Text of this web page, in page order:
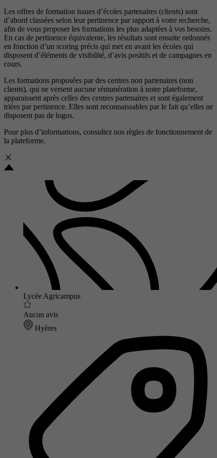
Les offres de formation issues d’écoles partenaires (clients) sont
d’abord classées selon leur pertinence par rapport à votre recherche,
afin de vous proposer les formations les plus adaptées à vos besoins.
En cas de pertinence équivalente, les résultats sont ensuite ordonnés
en fonction d’un scoring précis qui met en avant les écoles qui
disposent d’éléments de visibilité, d’avis positifs et de campagnes en
cours.
Les formations proposées par des centres non partenaires (non
clients), qui ne versent aucune rémunération à notre plateforme,
apparaissent après celles des centres partenaires et sont également
triées par pertinence. Elles sont reconnaissables par le fait qu’elles ne
disposent pas de logos.
Pour plus d’informations, consultez nos règles de fonctionnement de
la plateforme.
Lycée Agricampus
Aucun avis
Hyères